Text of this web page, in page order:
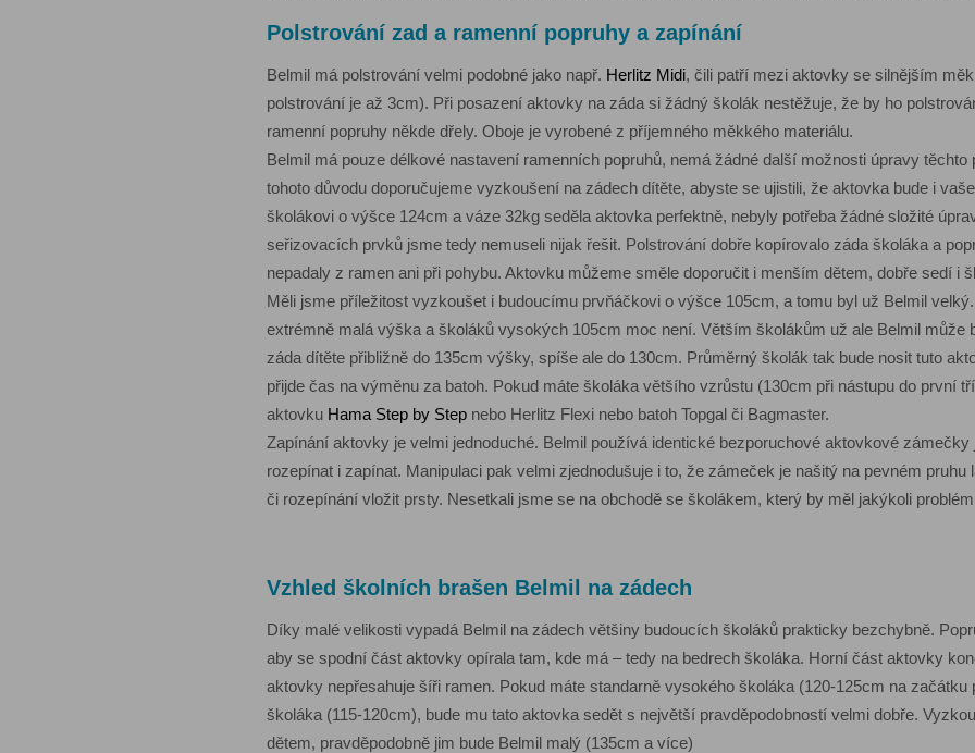
Polstrování zad a ramenní popruhy a zapínání
Belmil má polstrování velmi podobné jako např. Herlitz Midi, čili patří mezi aktovky se silnějším
polstrování je až 3cm). Při posazení aktovky na záda si žádný školák nestěžuje, že by ho
ramenní popruhy někde dřely. Oboje je vyrobené z příjemného měkkého materiálu.
Belmil má pouze délkové nastavení ramenních popruhů, nemá žádné další možnosti úpravy těchto
tohoto důvodu doporučujeme vyzkoušení na zádech dítěte, abyste se ujistili, že aktovka bude i
školákovi o výšce 124cm a váze 32kg seděla aktovka perfektně, nebyly potřeba žádné složité
seřizovacích prvků jsme tedy nemuseli nijak řešit. Polstrování dobře kopírovalo záda školáka a
nepadaly z ramen ani při pohybu. Aktovku můžeme směle doporučit i menším dětem, dobře sedí i
Měli jsme příležitost vyzkoušet i budoucímu prvňáčkovi o výšce 105cm, a tomu byl už Belmil
extrémně malá výška a školáků vysokých 105cm moc není. Větším školákům už ale Belmil může
záda dítěte přibližně do 135cm výšky, spíše ale do 130cm. Průměrný školák tak bude nosit tuto
přijde čas na výměnu za batoh. Pokud máte školáka většího vzrůstu (130cm při nástupu do první
aktovku Hama Step by Stepnebo Herlitz Flexi nebo batoh Topgal či Bagmaster.
Zapínání aktovky je velmi jednoduché. Belmil používá identické bezporuchové aktovkové
rozepínat i zapínat. Manipulaci pak velmi zjednodušuje i to, že zámeček je našitý na pevném
či rozepínání vložit prsty. Nesetkali jsme se na obchodě se školákem, který by měl jakýkoli
Vzhled školních brašen Belmil na zádech
Díky malé velikosti vypadá Belmil na zádech většiny budoucích školáků prakticky bezchybně.
aby se spodní část aktovky opírala tam, kde má – tedy na bedrech školáka. Horní část aktovky
aktovky nepřesahuje šíři ramen. Pokud máte standarně vysokého školáka (120-125cm na začátku
školáka (115-120cm), bude mu tato aktovka sedět s největší pravděpodobností velmi dobře.
dětem, pravděpodobně jim bude Belmil malý (135cm a více)